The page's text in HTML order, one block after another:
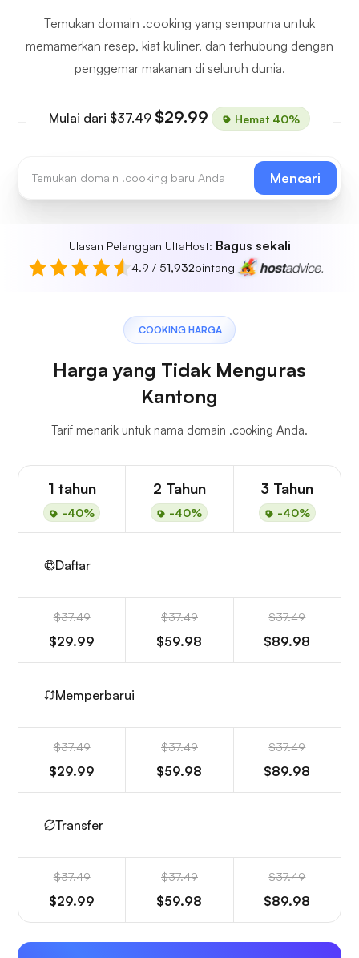
Temukan domain .cooking yang sempurna untuk
memamerkan resep, kiat kuliner, dan terhubung dengan
penggemar makanan di seluruh dunia.
Mulai dari $37.49 $29.99 Hemat 40%
Mencari
Ulasan Pelanggan UltaHost: Bagus sekali
4.9 / 51,932bintang
.COOKING HARGA
Harga yang Tidak Menguras
Kantong
Tarif menarik untuk nama domain .cooking Anda.
1 tahun
-40%
2 Tahun
-40%
3 Tahun
-40%
Daftar
$37.49
$29.99
$37.49
$59.98
$37.49
$89.98
Memperbarui
$37.49
$29.99
$37.49
$59.98
$37.49
$89.98
Transfer
$37.49
$29.99
$37.49
$59.98
$37.49
$89.98